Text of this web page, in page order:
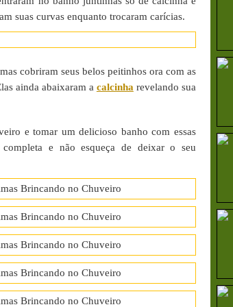
suas curvas enquanto trocaram carícias.
cobriram seus belos peitinhos ora com as
ainda abaixaram a calcinha revelando sua
e tomar um delicioso banho com essas
e não esqueça de deixar o seu